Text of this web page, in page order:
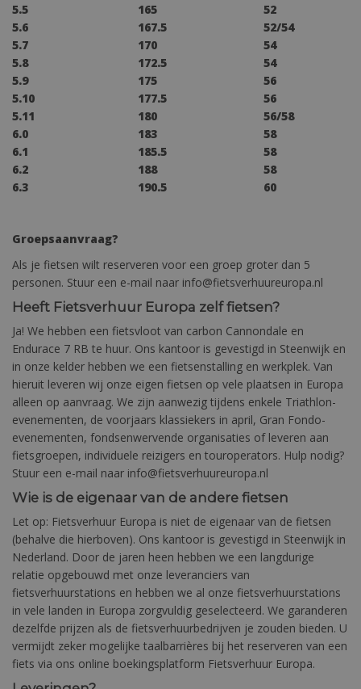
5.5 165 52
5.6 167.5 52/54
5.7 170 54
5.8 172.5 54
5.9 175 56
5.10 177.5 56
5.11 180 56/58
6.0 183 58
6.1 185.5 58
6.2 188 58
6.3 190.5 60
Groepsaanvraag?
Als je fietsen wilt reserveren voor een groep groter dan 5
personen. Stuur een e-mail naar info@fietsverhuureuropa.nl
Heeft Fietsverhuur Europa zelf fietsen?
Ja! We hebben een fietsvloot van carbon Cannondale en
Endurace 7 RB te huur. Ons kantoor is gevestigd in Steenwijk en
in onze kelder hebben we een fietsenstalling en werkplek. Van
hieruit leveren wij onze eigen fietsen op vele plaatsen in Europa
alleen op aanvraag. We zijn aanwezig tijdens enkele Triathlon-
evenementen, de voorjaars klassiekers in april, Gran Fondo-
evenementen, fondsenwervende organisaties of leveren aan
fietsgroepen, individuele reizigers en touroperators. Hulp nodig?
Stuur een e-mail naar info@fietsverhuureuropa.nl
Wie is de eigenaar van de andere fietsen
Let op: Fietsverhuur Europa is niet de eigenaar van de fietsen
(behalve die hierboven). Ons kantoor is gevestigd in Steenwijk in
Nederland. Door de jaren heen hebben we een langdurige
relatie opgebouwd met onze leveranciers van
fietsverhuurstations en hebben we al onze fietsverhuurstations
in vele landen in Europa zorgvuldig geselecteerd. We garanderen
dezelfde prijzen als de fietsverhuurbedrijven je zouden bieden. U
vermijdt zeker mogelijke taalbarrières bij het reserveren van een
fiets via ons online boekingsplatform Fietsverhuur Europa.